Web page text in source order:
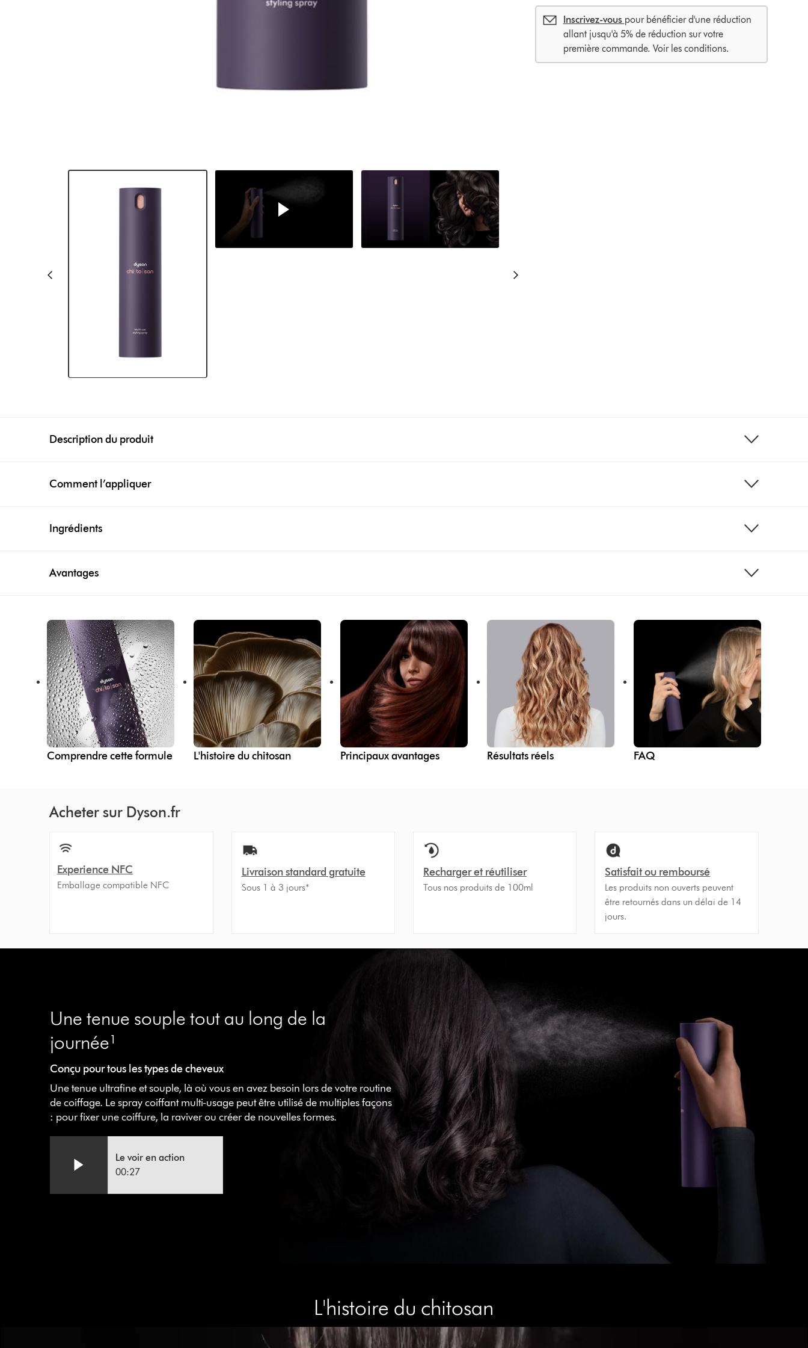
Inscrivez-vous pour bénéficier d'une réduction
allant jusqu'à 5% de réduction sur votre
première commande. Voir les conditions.
Description du produit
Comment l’appliquer
Ingrédients
Avantages
Comprendre cette formule L'histoire du chitosan Principaux avantages Résultats réels FAQ
Acheter sur Dyson.fr
Experience NFC
Emballage compatible NFC
Livraison standard gratuite
Sous 1 à 3 jours*
Recharger et réutiliser
Tous nos produits de 100ml
Satisfait ou remboursé
Les produits non ouverts peuvent
être retournés dans un délai de 14
jours.
Une tenue souple tout au long de la
journée¹
Conçu pour tous les types de cheveux
Une tenue ultrafine et souple, là où vous en avez besoin lors de votre routine
de coiffage. Le spray coiffant multi-usage peut être utilisé de multiples façons
: pour fixer une coiffure, la raviver ou créer de nouvelles formes.
Transcript
transcription
la
Le voir en action
00:27
L'histoire du chitosan